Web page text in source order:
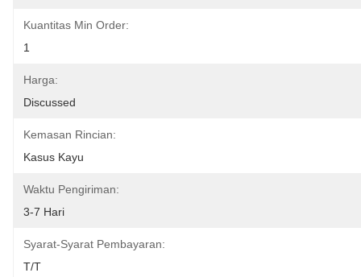
Kuantitas Min Order:
1
Harga:
Discussed
Kemasan Rincian:
Kasus Kayu
Waktu Pengiriman:
3-7 Hari
Syarat-Syarat Pembayaran:
T/T